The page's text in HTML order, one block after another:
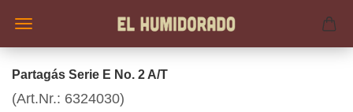
Partagás Serie E No. 2 A/T
(Art.Nr.: 6324030)